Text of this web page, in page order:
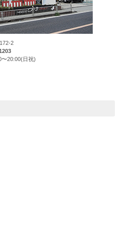
2
20:00(日祝)